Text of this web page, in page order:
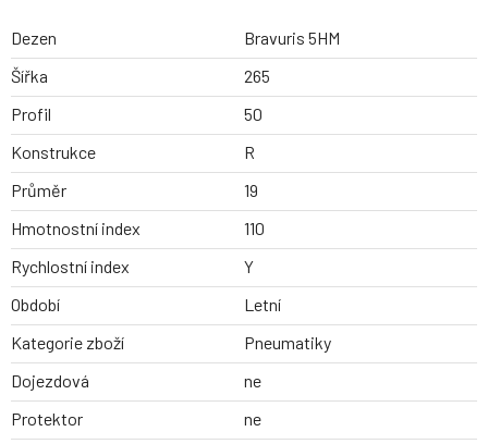
Dezen
Bravuris 5HM
Šířka
265
Profil
50
Konstrukce
R
Průměr
19
Hmotnostní index
110
Rychlostní index
Y
Období
Letní
Kategorie zboží
Pneumatiky
Dojezdová
ne
Protektor
ne